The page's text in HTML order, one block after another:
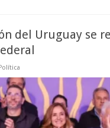
del Uruguay se
Política